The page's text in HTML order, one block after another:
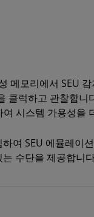
모리에서 SEU 감
클럭하고 관찰합
시스템 가용성을
여 SEU 에뮬레
수단을 제공합니